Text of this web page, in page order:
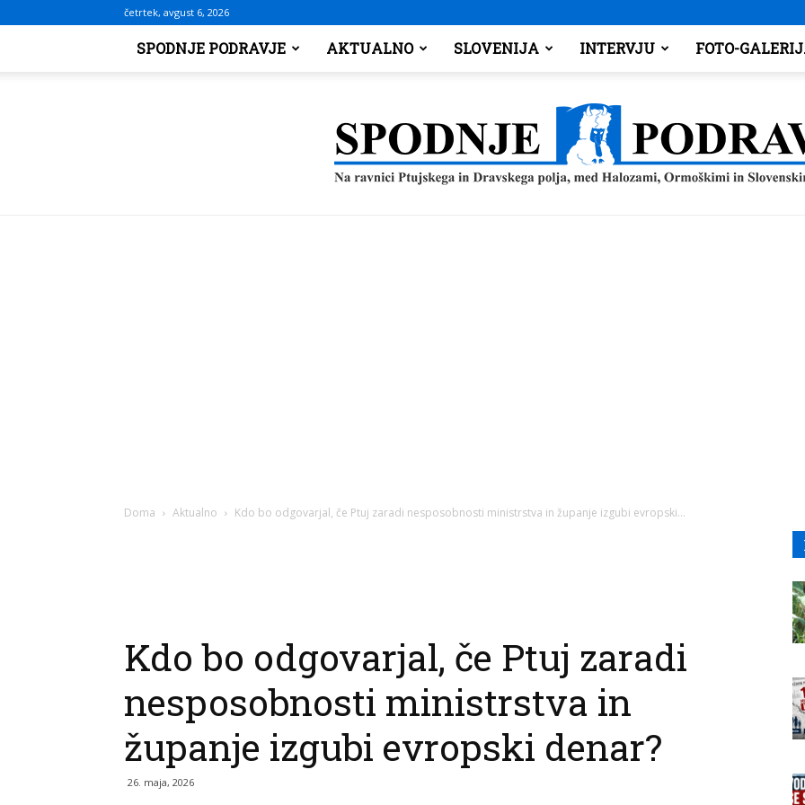
četrtek, avgust 6, 2026
SPODNJE PODRAVJE AKTUALNO SLOVENIJA INTERVJU FOTO-
Doma Aktualno Kdo bo odgovarjal, če Ptuj zaradi nesposobnosti ministrstva in županje izgubi evropski...
Kdo bo odgovarjal, če Ptuj zaradi
nesposobnosti ministrstva in
županje izgubi evropski denar?
26. maja, 2026